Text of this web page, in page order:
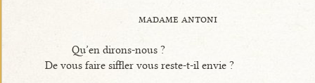
madame antoni
Qu’en dirons-nous ?
De vous faire siffler vous reste-t-il envie ?